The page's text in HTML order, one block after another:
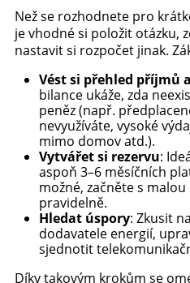
Než se rozhodnete pro
je vhodné si položit otázku,
nastavit si rozpočet jinak.
Vést si přehled příjmů
bilance ukáže, zda
peněz (např.
nevyužíváte, vysoké
mimo domov atd.).
Vytvářet si rezervu:
aspoň 3–6 měsíčních
možné, začněte s
pravidelně.
Hledat úspory: Zkusit
dodavatele energií,
sjednotit
Díky takovým krokům se